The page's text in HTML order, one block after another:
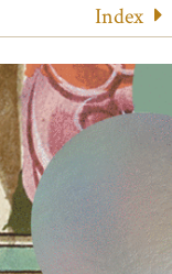
Index